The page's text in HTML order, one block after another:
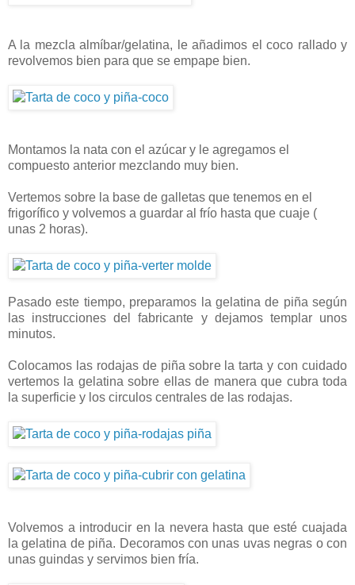
A la mezcla almíbar/gelatina, le añadimos el coco rallado y
revolvemos bien para que se empape bien.
Montamos la nata con el azúcar y le agregamos el
compuesto anterior mezclando muy bien.
Vertemos sobre la base de galletas que tenemos en el
frigorífico y volvemos a guardar al frío hasta que cuaje (
unas 2 horas).
Pasado este tiempo, preparamos la gelatina de piña según
las instrucciones del fabricante y dejamos templar unos
minutos.
Colocamos las rodajas de piña sobre la tarta y con cuidado
vertemos la gelatina sobre ellas de manera que cubra toda
la superficie y los circulos centrales de las rodajas.
Volvemos a introducir en la nevera hasta que esté cuajada
la gelatina de piña. Decoramos con unas uvas negras o con
unas guindas y servimos bien fría.